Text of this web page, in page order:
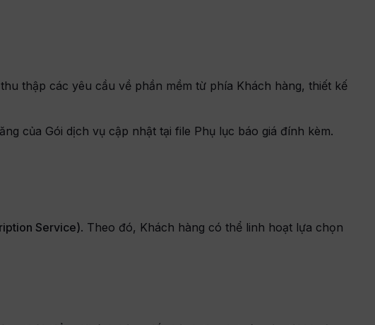
thập các yêu cầu về phần mềm từ phía Khách hàng, thiết kế
của Gói dịch vụ cập nhật tại file Phụ lục báo giá đính kèm.
Service). Theo đó, Khách hàng có thể linh hoạt lựa chọn